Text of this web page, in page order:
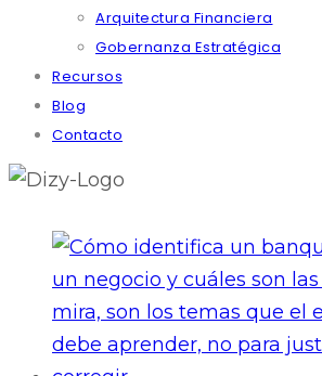
Arquitectura Financiera
Gobernanza Estratégica
Recursos
Blog
Contacto